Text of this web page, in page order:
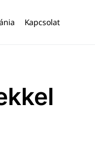
Kapcsolat